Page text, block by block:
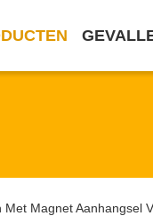
Magnet Aanhangsel